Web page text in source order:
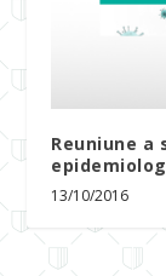
Reuniune
13/10/2016